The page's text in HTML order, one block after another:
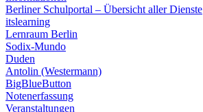
Berliner Schulportal – Übersicht aller Dienste
itslearning
Lernraum Berlin
Sodix-Mundo
Duden
Antolin (Westermann)
BigBlueButton
Notenerfassung
Veranstaltungen